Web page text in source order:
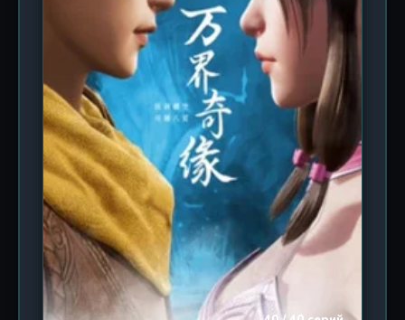
прошлого скрывают чудовищные секреты, а за
каждым углом поджидает новая угроза.
Городские небоскрёбы соседствуют с руинами
забытых цивилизаций, а привычная реальность
то и дело трескается, обнажая изнанку бытия.
Это история о том, как обычный человек
становится частью великой эпопеи, где решается
вопрос жизни и смерти не только для него, но и
для целых миров. Студия Qiyuan Yinghua,
известная своими яркими визуальными
решениями и динамичными сценами, создаёт
уникальную атмосферу, где каждый кадр дышит
напряжением и красотой. Зрителя ждут
захватывающие сражения, запутанные
головоломки и неожиданные повороты сюжета,
которые держат в напряжении до последней